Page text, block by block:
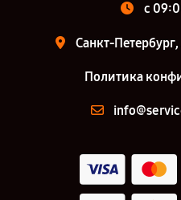
c
Санкт-
Политика